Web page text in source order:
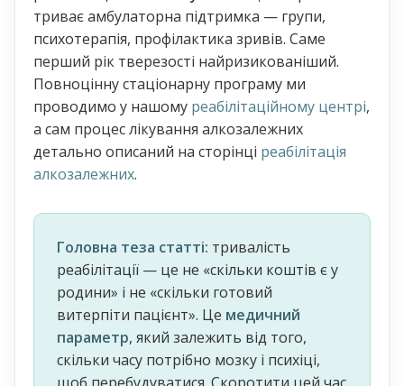
триває амбулаторна підтримка — групи,
психотерапія, профілактика зривів. Саме
перший рік тверезості найризикованіший.
Повноцінну стаціонарну програму ми
проводимо у нашому реабілітаційному центрі,
а сам процес лікування алкозалежних
детально описаний на сторінці реабілітація
алкозалежних.
Головна теза статті: тривалість
реабілітації — це не «скільки коштів є у
родини» і не «скільки готовий
витерпіти пацієнт». Це медичний
параметр, який залежить від того,
скільки часу потрібно мозку і психіці,